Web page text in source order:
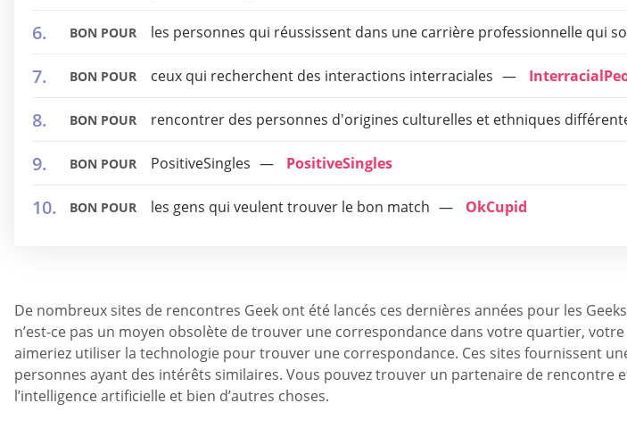
BON POUR les personnes qui réussissent dans une carrière professionnelle qui
BON POUR ceux qui recherchent des interactions interraciales
BON POUR rencontrer des personnes d'origines culturelles et ethniques
BON POUR PositiveSingles PositiveSingles
BON POUR les gens qui veulent trouver le bon match OkCupid
De nombreux sites de rencontres Geek ont été lancés ces dernières années pour les
n’est-ce pas un moyen obsolète de trouver une correspondance dans votre quartier,
aimeriez utiliser la technologie pour trouver une correspondance. Ces sites fournissent
personnes ayant des intérêts similaires. Vous pouvez trouver un partenaire de rencontre
l’intelligence artificielle et bien d’autres choses.